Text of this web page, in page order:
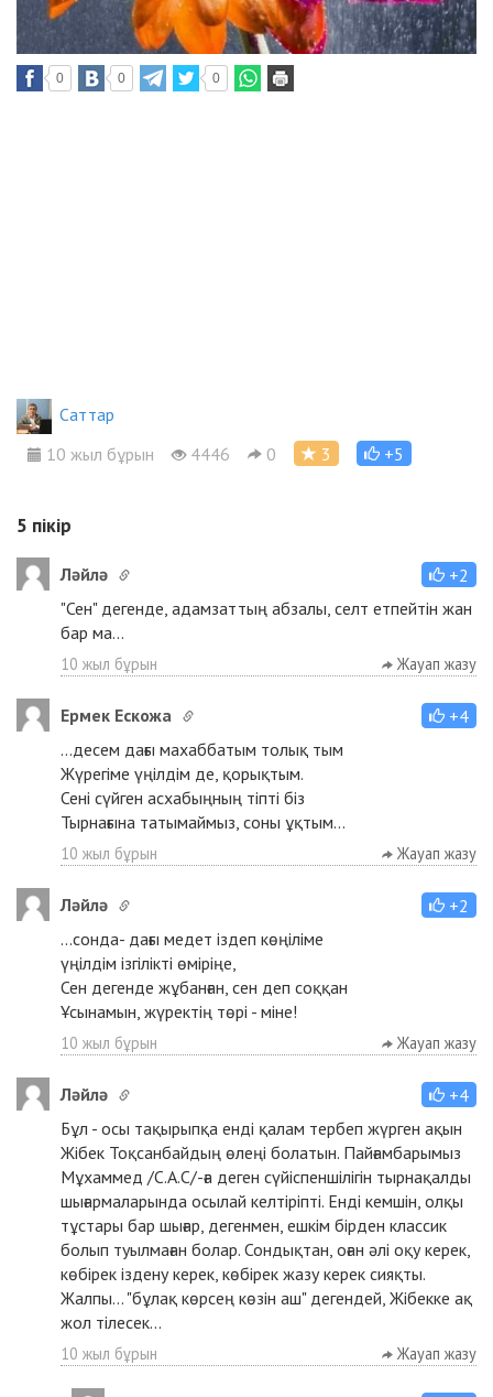
0 0 0
Cаттар
10 жыл бұрын
4446 0 3 +5
5 пікір
Ләйлә
+2
"Сен" дегенде, адамзаттың абзалы, селт етпейтін жан
бар ма...
10 жыл бұрын Жауап жазу
Ермек Ескожа
+4
...десем дағы махаббатым толық тым
Жүрегіме үңілдiм де, қорықтым.
Сенi сүйген асхабыңның тiптi бiз
Тырнағына татымаймыз, соны ұқтым...
10 жыл бұрын Жауап жазу
Ләйлә
+2
...сонда- дағы медет іздеп көңіліме
үңілдім ізгілікті өміріңе,
Сен дегенде жұбанған, сен деп соққан
Ұсынамын, жүректің төрі - міне!
10 жыл бұрын Жауап жазу
Ләйлә
+4
Бұл - осы тақырыпқа енді қалам тербеп жүрген ақын
Жібек Тоқсанбайдың өлеңі болатын. Пайғамбарымыз
Мұхаммед /С.А.С/-ға деген сүйіспеншілігін тырнақалды
шығармаларында осылай келтіріпті. Енді кемшін, олқы
тұстары бар шығар, дегенмен, ешкім бірден классик
болып туылмаған болар. Сондықтан, оған әлі оқу керек,
көбірек іздену керек, көбірек жазу керек сияқты.
Жалпы... "бұлақ көрсең көзін аш" дегендей, Жібекке ақ
жол тілесек...
10 жыл бұрын Жауап жазу